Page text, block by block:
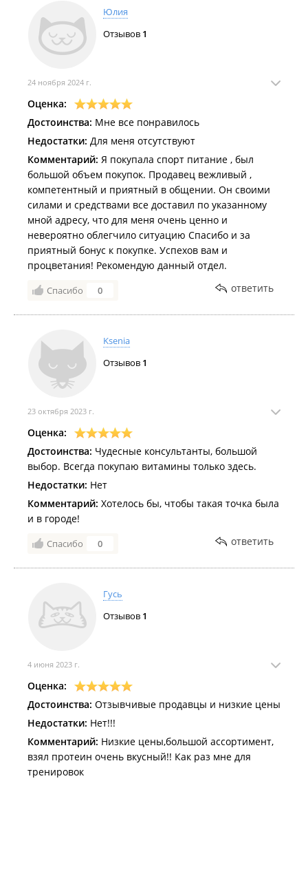
Юлия
Отзывов 1
24 ноября 2024 г.
Оценка:
Достоинства: Мне все понравилось
Недостатки: Для меня отсутствуют
Комментарий: Я покупала спорт питание , был
большой объем покупок. Продавец вежливый ,
компетентный и приятный в общении. Он своими
силами и средствами все доставил по указанному
мной адресу, что для меня очень ценно и
невероятно облегчило ситуацию Спасибо и за
приятный бонус к покупке. Успехов вам и
процветания! Рекомендую данный отдел.
Спасибо 0 ответить
Ksenia
Отзывов 1
23 октября 2023 г.
Оценка:
Достоинства: Чудесные консультанты, большой
выбор. Всегда покупаю витамины только здесь.
Недостатки: Нет
Комментарий: Хотелось бы, чтобы такая точка была
и в городе!
Спасибо 0 ответить
Гусь
Отзывов 1
4 июня 2023 г.
Оценка:
Достоинства: Отзывчивые продавцы и низкие цены
Недостатки: Нет!!!
Комментарий: Низкие цены,большой ассортимент,
взял протеин очень вкусный!! Как раз мне для
тренировок